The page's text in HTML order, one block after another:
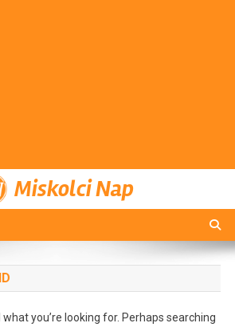
Miskolci Nap
what you’re looking for. Perhaps searching